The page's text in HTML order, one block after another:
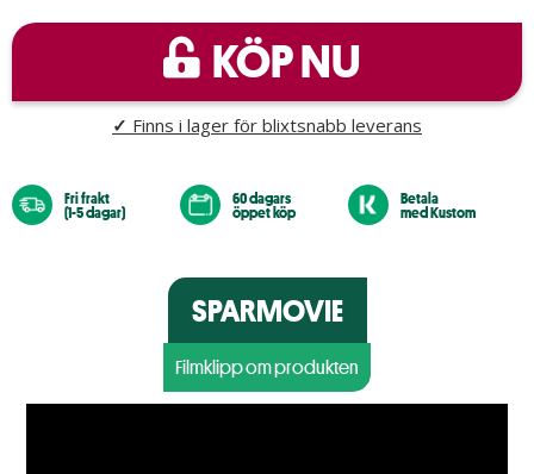
KÖP NU
✓ Finns i lager för blixtsnabb leverans
Fri frakt
(1-5 dagar)
60 dagars
öppet köp
Betala
med Kustom
SPARMOVIE
Filmklipp om produkten